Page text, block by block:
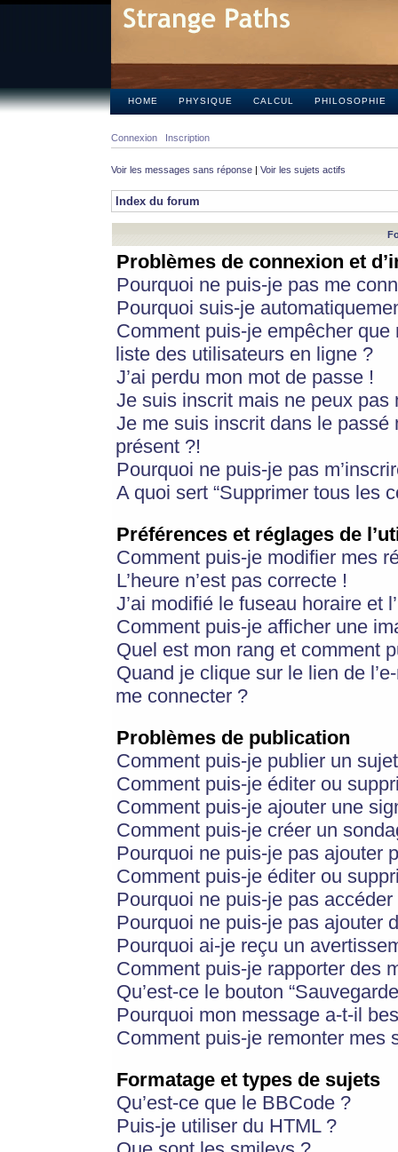
HOME PHYSIQUE CALCUL PHILOSOPHIE
Connexion Inscription
Voir les messages sans réponse | Voir les sujets actifs
Index du forum
Problèmes de connexion et
Pourquoi ne puis-je pas me
Pourquoi suis-je
Comment puis-je empêcher
liste des utilisateurs en ligne ?
J’ai perdu mon mot de passe !
Je suis inscrit mais ne peux pas
Je me suis inscrit dans le
présent ?!
Pourquoi ne puis-je pas
A quoi sert “Supprimer tous les
Préférences et réglages de
Comment puis-je modifier mes
L’heure n’est pas correcte !
J’ai modifié le fuseau horaire et
Comment puis-je afficher une
Quel est mon rang et comment
Quand je clique sur le lien de
me connecter ?
Problèmes de publication
Comment puis-je publier un
Comment puis-je éditer ou
Comment puis-je ajouter une
Comment puis-je créer un
Pourquoi ne puis-je pas ajouter
Comment puis-je éditer ou
Pourquoi ne puis-je pas
Pourquoi ne puis-je pas ajouter
Pourquoi ai-je reçu un
Comment puis-je rapporter des
Qu’est-ce le bouton
Pourquoi mon message a-t-il
Comment puis-je remonter mes
Formatage et types de sujets
Qu’est-ce que le BBCode ?
Puis-je utiliser du HTML ?